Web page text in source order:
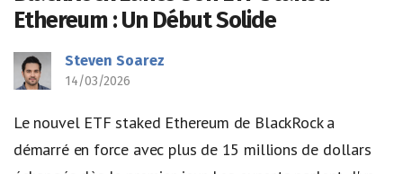
Ethereum : Un Début Solide
Steven Soarez
14/03/2026
Le nouvel ETF staked Ethereum de BlackRock a
démarré en force avec plus de 15 millions de dollars